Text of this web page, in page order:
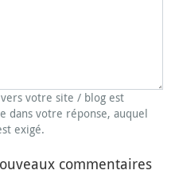
votre site / blog est
dans votre réponse, auquel
exigé.
commentaires